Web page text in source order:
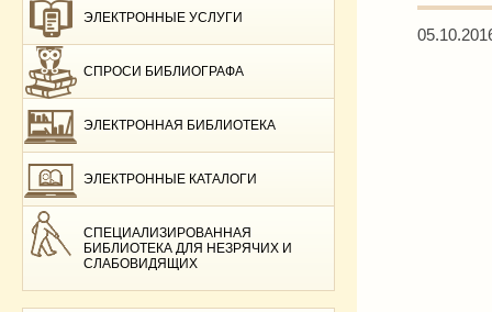
ЭЛЕКТРОННЫЕ УСЛУГИ
СПРОСИ БИБЛИОГРАФА
ЭЛЕКТРОННАЯ БИБЛИОТЕКА
ЭЛЕКТРОННЫЕ КАТАЛОГИ
СПЕЦИАЛИЗИРОВАННАЯ
БИБЛИОТЕКА ДЛЯ НЕЗРЯЧИХ И
СЛАБОВИДЯЩИХ